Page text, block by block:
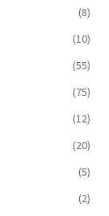
(8)
(10)
(55)
(75)
(12)
(20)
(5)
(2)